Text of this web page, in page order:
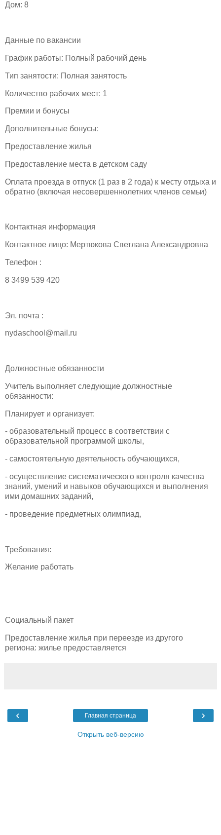
Дом: 8
Данные по вакансии
График работы: Полный рабочий день
Тип занятости: Полная занятость
Количество рабочих мест: 1
Премии и бонусы
Дополнительные бонусы:
Предоставление жилья
Предоставление места в детском саду
Оплата проезда в отпуск (1 раз в 2 года) к месту отдыха и
обратно (включая несовершеннолетних членов семьи)
Контактная информация
Контактное лицо: Мертюкова Светлана Александровна
Телефон :
8 3499 539 420
Эл. почта :
nydaschool@mail.ru
Должностные обязанности
Учитель выполняет следующие должностные
обязанности:
Планирует и организует:
- образовательный процесс в соответствии с
образовательной программой школы,
- самостоятельную деятельность обучающихся,
- осуществление систематического контроля качества
знаний, умений и навыков обучающихся и выполнения
ими домашних заданий,
- проведение предметных олимпиад,
Требования:
Желание работать
Социальный пакет
Предоставление жилья при переезде из другого
региона: жилье предоставляется
‹ ›
Главная страница
Открыть веб-версию